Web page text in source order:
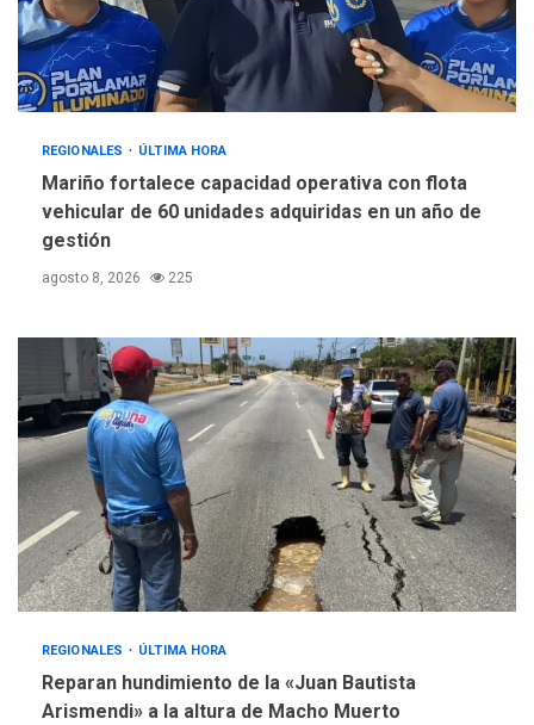
REGIONALES ÚLTIMA HORA
Mariño fortalece capacidad operativa con flota
vehicular de 60 unidades adquiridas en un año de
gestión
agosto 8, 2026 225
REGIONALES ÚLTIMA HORA
Reparan hundimiento de la «Juan Bautista
Arismendi» a la altura de Macho Muerto